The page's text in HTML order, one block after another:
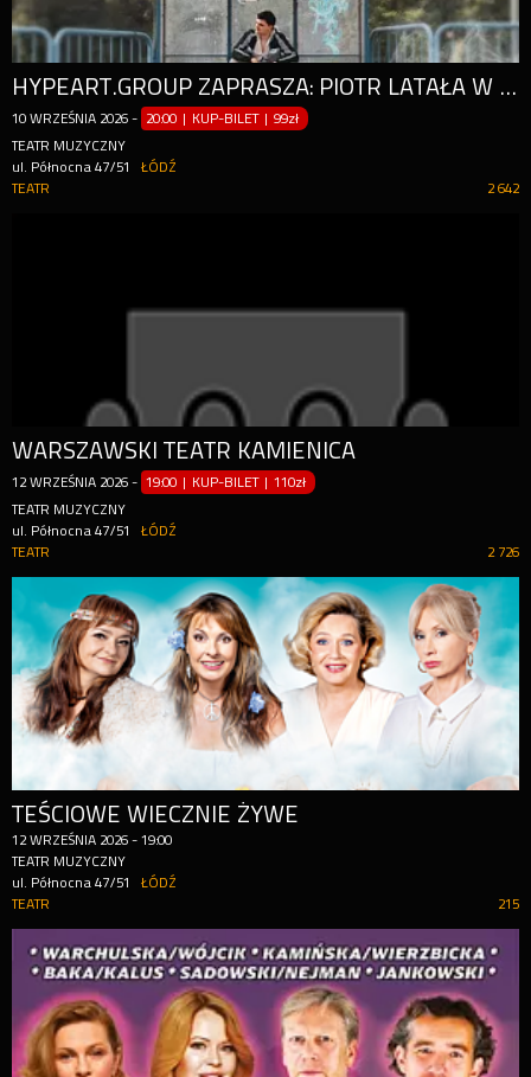
HYPEART.GROUP ZAPRASZA: PIOTR LATAŁA W PROGRAMIE 'SIWY DYM' [STAND-UP]
10 WRZEŚNIA 2026 - 20:00 | KUP-BILET |99zł
TEATR MUZYCZNY
ul. Północna 47/51
ŁÓDŹ
2 642
TEATR
WARSZAWSKI TEATR KAMIENICA
12 WRZEŚNIA 2026 - 19:00 | KUP-BILET |110zł
TEATR MUZYCZNY
ul. Północna 47/51
ŁÓDŹ
2 726
TEATR
TEŚCIOWE WIECZNIE ŻYWE
12 WRZEŚNIA 2026 -19:00
TEATR MUZYCZNY
ul. Północna 47/51
ŁÓDŹ
215
TEATR